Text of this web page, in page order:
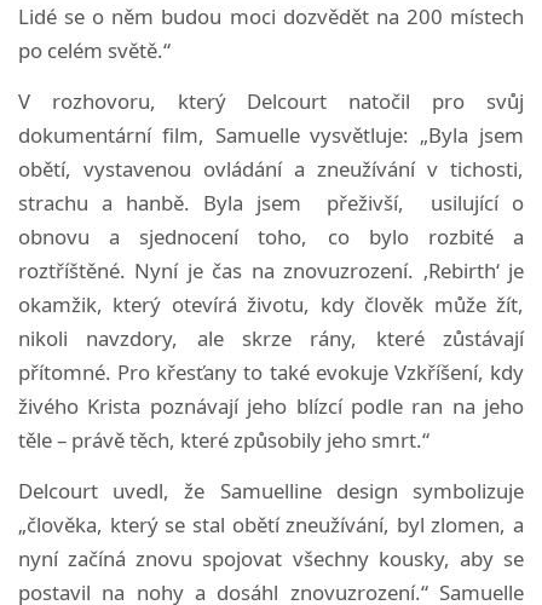
Lidé se o něm budou moci dozvědět na 200 místech
po celém světě.“
V rozhovoru, který Delcourt natočil pro svůj
dokumentární film, Samuelle vysvětluje: „Byla jsem
obětí, vystavenou ovládání a zneužívání v tichosti,
strachu a hanbě. Byla jsem přeživší, usilující o
obnovu a sjednocení toho, co bylo rozbité a
roztříštěné. Nyní je čas na znovuzrození. ‚Rebirth‘ je
okamžik, který otevírá životu, kdy člověk může žít,
nikoli navzdory, ale skrze rány, které zůstávají
přítomné. Pro křesťany to také evokuje Vzkříšení, kdy
živého Krista poznávají jeho blízcí podle ran na jeho
těle – právě těch, které způsobily jeho smrt.“
Delcourt uvedl, že Samuelline design symbolizuje
„člověka, který se stal obětí zneužívání, byl zlomen, a
nyní začíná znovu spojovat všechny kousky, aby se
postavil na nohy a dosáhl znovuzrození.“ Samuelle